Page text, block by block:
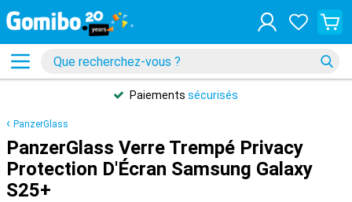
Paiements sécurisés
PanzerGlass
PanzerGlass Verre Trempé Privacy
Protection D'Écran Samsung Galaxy
S25+